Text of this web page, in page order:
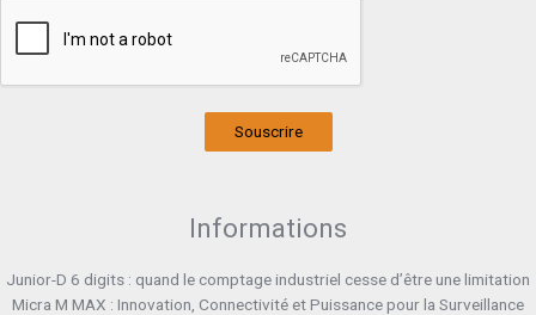
Souscrire
Informations
Junior-D 6 digits : quand le comptage industriel cesse d’être une limitation
Micra M MAX : Innovation, Connectivité et Puissance pour la Surveillance